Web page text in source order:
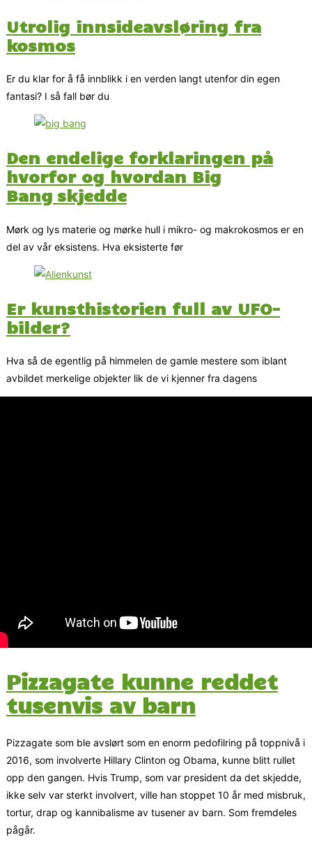
Utrolig innsideavsløring fra
kosmos
Er du klar for å få innblikk i en verden langt utenfor din egen
fantasi? I så fall bør du
Den endelige forklaringen på
hvorfor og hvordan Big
Bang skjedde
Mørk og lys materie og mørke hull i mikro- og makrokosmos er en
del av vår eksistens. Hva eksisterte før
Er kunsthistorien full av UFO-
bilder?
Hva så de egentlig på himmelen de gamle mestere som iblant
avbildet merkelige objekter lik de vi kjenner fra dagens
Pizzagate kunne reddet
tusenvis av barn
Pizzagate som ble avslørt som en enorm pedofilring på toppnivå i
2016, som involverte Hillary Clinton og Obama, kunne blitt rullet
opp den gangen. Hvis Trump, som var president da det skjedde,
ikke selv var sterkt involvert, ville han stoppet 10 år med misbruk,
tortur, drap og kannibalisme av tusener av barn. Som fremdeles
pågår.